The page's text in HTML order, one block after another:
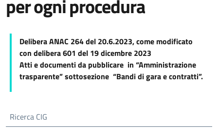
per ogni procedura
Delibera ANAC 264 del 20.6.2023, come modificato
con delibera 601 del 19 dicembre 2023
Atti e documenti da pubblicare in “Amministrazione
trasparente” sottosezione “Bandi di gara e contratti”.
Ricerca CIG